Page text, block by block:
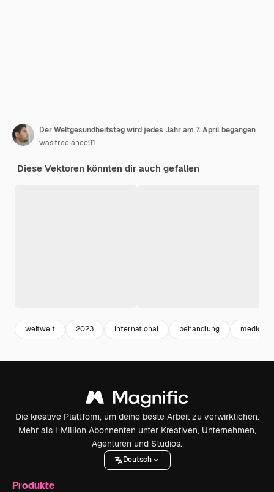
Der Weltgesundheitstag wird jedes Jahr am 7. April begangen
wasifreelance91
Diese Vektoren könnten dir auch gefallen
weltweit 2023 international behandlung medicine
Die kreative Plattform, um deine beste Arbeit zu verwirklichen.
Mehr als 1 Million Abonnenten unter Kreativen, Unternehmen,
Agenturen und Studios.
Deutsch
Produkte